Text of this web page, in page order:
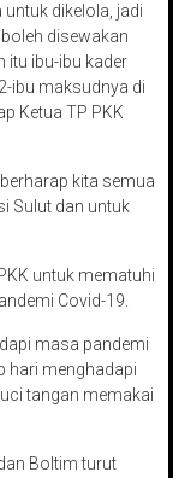
untuk dikelola, jadi
disewakan
itu ibu-ibu kader
ibu maksudnya di
Ketua TP PKK
kita semua
Sulut dan untuk
untuk mematuhi
Covid-19.
masa pandemi
hari menghadapi
tangan memakai
Boltim turut